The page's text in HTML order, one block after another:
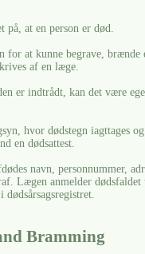
på, at en person er død.
for at kunne begrave, brænde
af en læge.
er indtrådt, kan det være
hvor dødstegn iagttages og
en dødsattest.
navn, personnummer,
Lægen anmelder dødsfaldet
Bramming